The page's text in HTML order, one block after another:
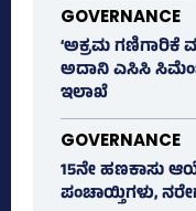
GOVERNANCE
‘ಅಕ್ರಮ ಗಣಿಗಾರಿಕೆ
ಅದಾನಿ ಎಸಿಸಿ
ಇಲಾಖೆ
GOVERNANCE
15ನೇ ಹಣಕಾಸು
ಪಂಚಾಯ್ತಿಗಳು,